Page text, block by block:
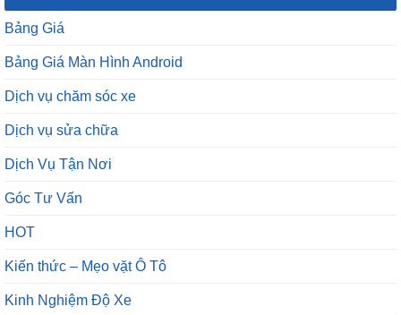
Bảng Giá
Bảng Giá Màn Hình Android
Dịch vụ chăm sóc xe
Dịch vụ sửa chữa
Dịch Vụ Tận Nơi
Góc Tư Vấn
HOT
Kiến thức – Mẹo vặt Ô Tô
Kinh Nghiệm Độ Xe